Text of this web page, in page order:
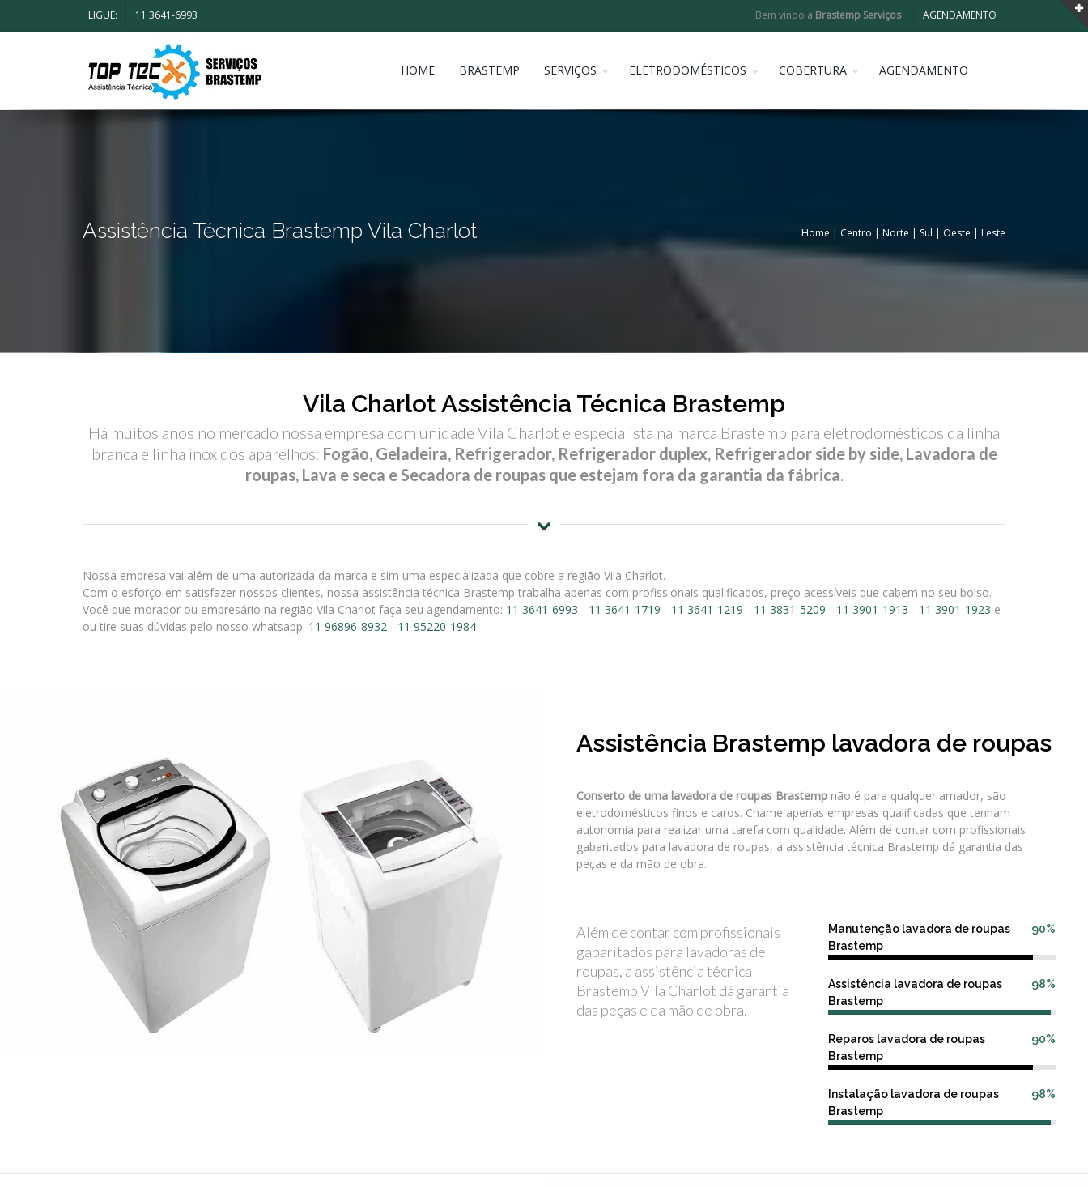
Bem vindo à Brastemp Serviços AGENDAMENTO
LIGUE: 11 3641-6993
HOME BRASTEMP SERVIÇOS ELETRODOMÉSTICOS COBERTURA AGENDAMENTO
Assistência Técnica Brastemp Vila Charlot Home | Centro | Norte | Sul | Oeste | Leste
Vila Charlot Assistência Técnica Brastemp
Há muitos anos no mercado nossa empresa com unidade Vila Charlot é especialista na marca Brastemp para eletrodomésticos da linha
branca e linha inox dos aparelhos: Fogão, Geladeira, Refrigerador, Refrigerador duplex, Refrigerador side by side, Lavadora de
roupas, Lava e seca e Secadora de roupas que estejam fora da garantia da fábrica.
Nossa empresa vai além de uma autorizada da marca e sim uma especializada que cobre a região Vila Charlot.
Com o esforço em satisfazer nossos clientes, nossa assistência técnica Brastemp trabalha apenas com profissionais qualificados, preço acessíveis que cabem no seu bolso.
Você que morador ou empresário na região Vila Charlot faça seu agendamento: 11 3641-6993 - 11 3641-1719 - 11 3641-1219 - 11 3831-5209 - 11 3901-1913 - 11 3901-1923 e
ou tire suas dúvidas pelo nosso whatsapp: 11 96896-8932 - 11 95220-1984
Assistência Brastemp lavadora de roupas
Conserto de uma lavadora de roupas Brastemp não é para qualquer amador, são
eletrodomésticos finos e caros. Chame apenas empresas qualificadas que tenham
autonomia para realizar uma tarefa com qualidade. Além de contar com profissionais
gabaritados para lavadora de roupas, a assistência técnica Brastemp dá garantia das
peças e da mão de obra.
Além de contar com profissionais
gabaritados para lavadoras de
roupas, a assistência técnica
Brastemp Vila Charlot dá garantia
das peças e da mão de obra.
90%
Manutenção lavadora de roupas
Brastemp
98%
Assistência lavadora de roupas
Brastemp
90%
Reparos lavadora de roupas
Brastemp
98%
Instalação lavadora de roupas
Brastemp